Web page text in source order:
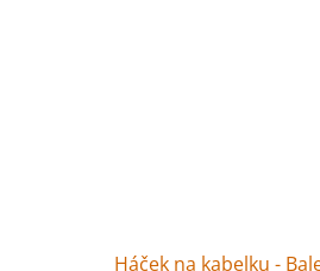
Háček na kabelku -